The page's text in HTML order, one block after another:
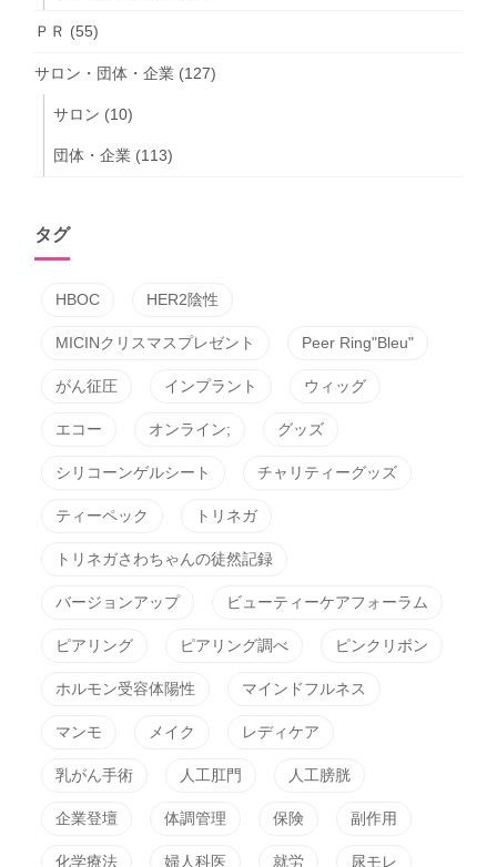
ＰＲ (55)
サロン・団体・企業 (127)
サロン (10)
団体・企業 (113)
タグ
HBOC HER2陰性
MICINクリスマスプレゼント Peer Ring"Bleu"
がん征圧 インプラント ウィッグ
エコー オンライン; グッズ
シリコーンゲルシート チャリティーグッズ
ティーペック トリネガ
トリネガさわちゃんの徒然記録
バージョンアップ ビューティーケアフォーラム
ピアリング ピアリング調べ ピンクリボン
ホルモン受容体陽性 マインドフルネス
マンモ メイク レディケア
乳がん手術 人工肛門 人工膀胱
企業登壇 体調管理 保険 副作用
化学療法 婦人科医 就労 尿モレ